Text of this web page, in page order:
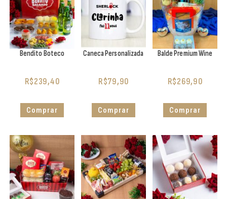
Bendito Boteco
R$239,40
Comprar
Caneca Personalizada
R$79,90
Comprar
Balde Premium Wine
R$269,90
Comprar